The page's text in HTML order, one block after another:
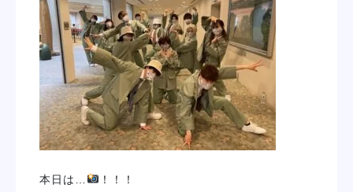
本日は…
！！！
学校紹介
学科・専攻
教育システム
就職・デビュー